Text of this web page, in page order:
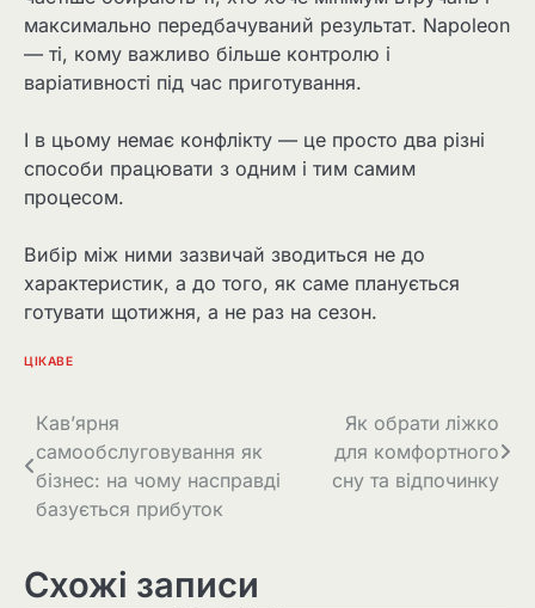
максимально передбачуваний результат. Napoleon
— ті, кому важливо більше контролю і
варіативності під час приготування.
І в цьому немає конфлікту — це просто два різні
способи працювати з одним і тим самим
процесом.
Вибір між ними зазвичай зводиться не до
характеристик, а до того, як саме планується
готувати щотижня, а не раз на сезон.
ЦІКАВЕ
Навігація
записів
Кав’ярня
самообслуговування як
бізнес: на чому насправді
базується прибуток
Як обрати ліжко
для комфортного
сну та відпочинку
Схожі записи